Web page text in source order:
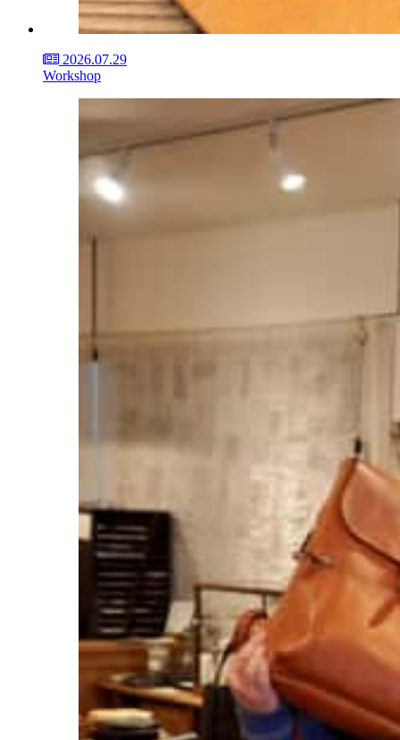
2026.07.29
Workshop